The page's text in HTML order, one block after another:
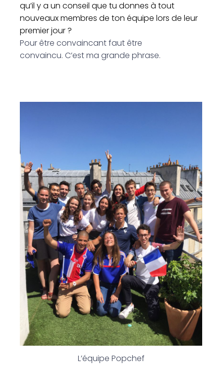
qu’il y a un conseil que tu donnes à tout
nouveaux membres de ton équipe lors de leur
premier jour ?
Pour être convaincant faut être
convaincu. C’est ma grande phrase.
L’équipe Popchef